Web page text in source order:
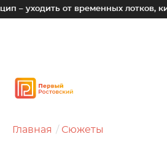
от временных лотков, киосков и
Главная Сюжеты